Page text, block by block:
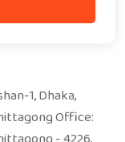
1, Dhaka,
Office: